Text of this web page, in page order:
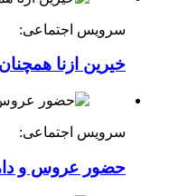
سرویس اجتماعی:
خیرین ازنا
سرویس اجتماعی:
حضور عروس و